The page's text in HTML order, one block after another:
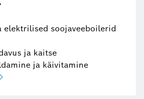
elektrilised soojaveeboilerid
ja kaitse
ja käivitamine